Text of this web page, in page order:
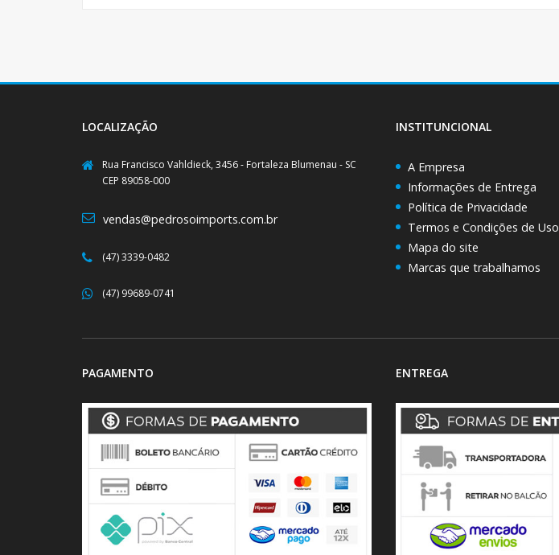
LOCALIZAÇÃO
Rua Francisco Vahldieck, 3456 - Fortaleza Blumenau - SC
CEP 89058-000
vendas@pedrosoimports.com.br
(47) 3339-0482
(47) 99689-0741
INSTITUNCIONAL
A Empresa
Informações de Entrega
Política de Privacidade
Termos e Condições de Uso
Mapa do site
Marcas que trabalhamos
PAGAMENTO ENTREGA